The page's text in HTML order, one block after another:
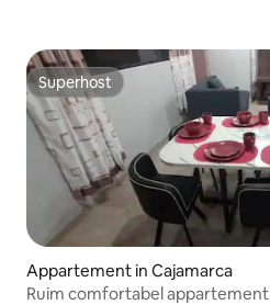
Superhost
Superhost
Appartement in Cajamarca
Ruim comfortabel appartement